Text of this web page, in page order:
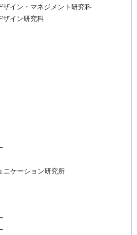
ザイン・マネジメント研究科
ザイン研究科
ニケーション研究所